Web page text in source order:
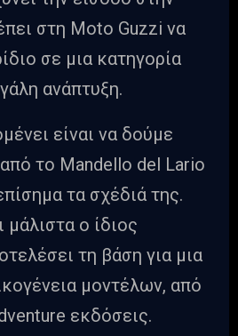
στη Moto Guzzi να
σε μια κατηγορία
ανάπτυξη.
είναι να δούμε
το Mandello del Lario
τα σχέδιά της.
μάλιστα ο ίδιος
τη βάση για μια
μοντέλων, από
εκδόσεις.